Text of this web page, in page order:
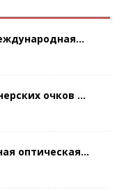
очков ...
оптическая...